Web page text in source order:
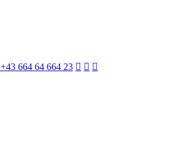
+43 664 64 664 23